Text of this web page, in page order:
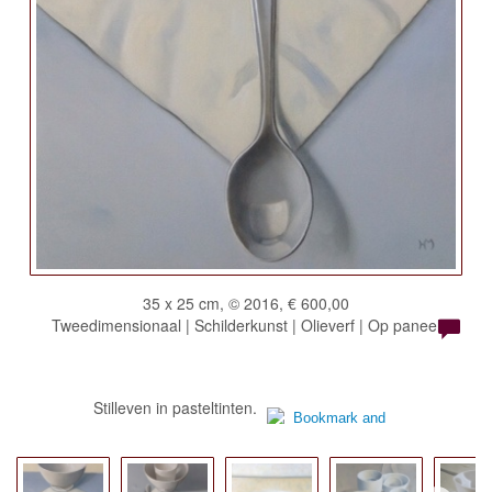
35 x 25 cm, © 2016, € 600,00
Tweedimensionaal | Schilderkunst | Olieverf | Op paneel
Stilleven in pasteltinten.